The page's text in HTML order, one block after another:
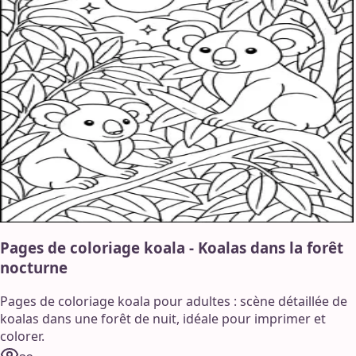
Pages de coloriage koala - Koalas dans la forêt
nocturne
Pages de coloriage koala pour adultes : scène détaillée de
koalas dans une forêt de nuit, idéale pour imprimer et
colorer.